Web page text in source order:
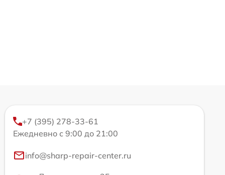
+7 (395) 278-33-61
Ежедневно с 9:00 до 21:00
info@sharp-repair-center.ru